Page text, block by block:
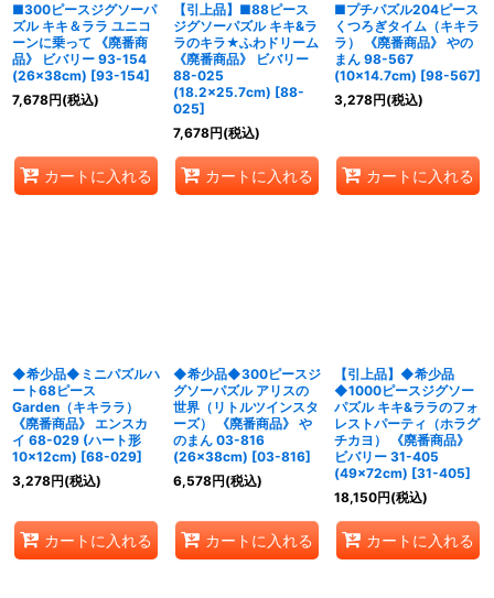
■300ピースジグソーパ
ズル キキ＆ララ ユニコ
ーンに乗って 《廃番商
品》 ビバリー 93-154
(26×38cm) [93-154]
7,678円(税込)
カートに入れる
【引上品】■88ピース
ジグソーパズル キキ&ラ
ラのキラ★ふわドリーム
《廃番商品》 ビバリー
88-025
(18.2×25.7cm) [88-
025]
7,678円(税込)
カートに入れる
■プチパズル204ピース
くつろぎタイム（キキラ
ラ） 《廃番商品》 やの
まん 98-567
(10×14.7cm) [98-567]
3,278円(税込)
カートに入れる
◆希少品◆ミニパズルハ
ート68ピース
Garden（キキララ）
《廃番商品》 エンスカ
イ 68-029 (ハート形
10×12cm) [68-029]
3,278円(税込)
カートに入れる
◆希少品◆300ピースジ
グソーパズル アリスの
世界（リトルツインスタ
ーズ） 《廃番商品》 や
のまん 03-816
(26×38cm) [03-816]
6,578円(税込)
カートに入れる
【引上品】◆希少品
◆1000ピースジグソー
パズル キキ&ララのフォ
レストパーティ（ホラグ
チカヨ） 《廃番商品》
ビバリー 31-405
(49×72cm) [31-405]
18,150円(税込)
カートに入れる